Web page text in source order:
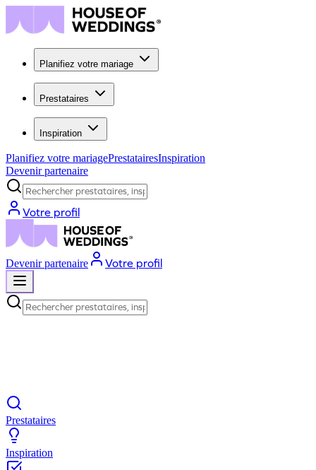
Planifiez votre mariage
Prestataires
Inspiration
Planifiez votre mariagePrestatairesInspiration
Devenir partenaire
Rechercher prestataires, inspiration...
Votre profil
Devenir partenaire Votre profil
Rechercher prestataires, inspiration...
Prestataires
Inspiration